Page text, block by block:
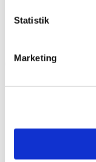
Statistik
Marketing
På lager
Tilføj til kurv
Emilie har på billedet
Manual til LL DIY